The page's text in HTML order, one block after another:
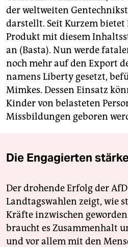
der weltweiten
darstellt. Seit Kurzem bietet
Produkt mit diesem
an (Basta). Nun werde
noch mehr auf den Export
namens Liberty gesetzt,
Mimkes. Dessen Einsatz
Kinder von belasteten
Missbildungen geboren
Die Engagierten
Der drohende Erfolg der
Landtagswahlen zeigt, wie
Kräfte inzwischen
braucht es Zusammenhalt
und vor allem mit den